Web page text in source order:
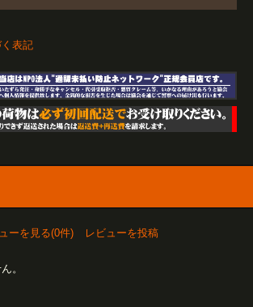
表記
ーを見る(0件) レビューを投稿
。